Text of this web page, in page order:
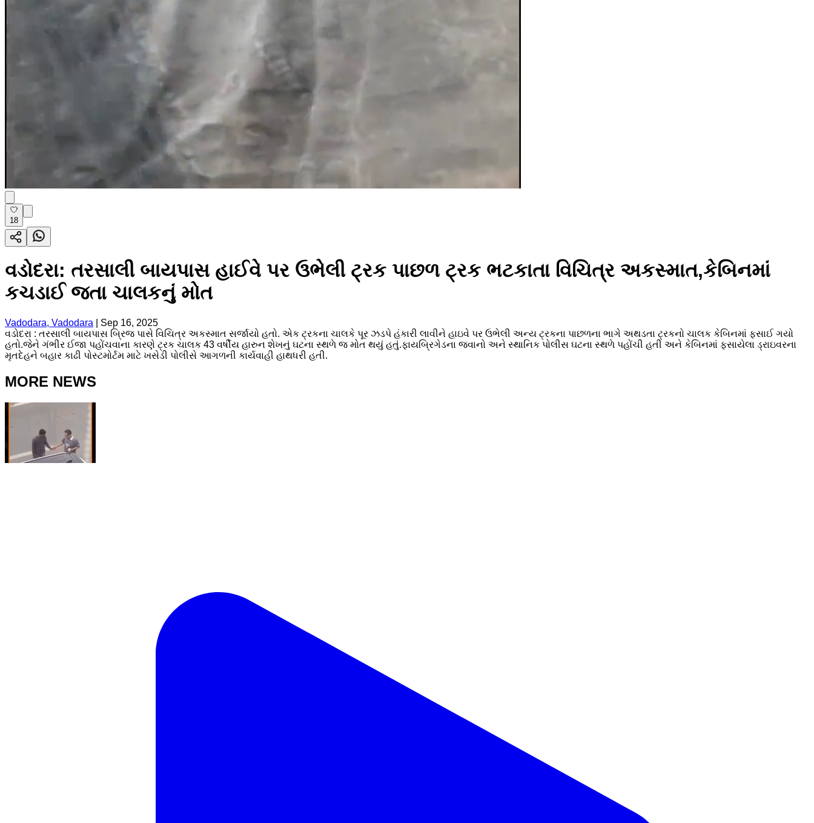
18
વડોદરા: તરસાલી બાયપાસ હાઈવે પર ઉભેલી ટ્રક પાછળ ટ્રક ભટકાતા વિચિત્ર અકસ્માત,કેબિનમાં
કચડાઈ જતા ચાલકનું મોત
Vadodara, Vadodara
Sep 16, 2025
વડોદરા : તરસાલી બાયપાસ બ્રિજ પાસે વિચિત્ર અકસ્માત સર્જાયો હતો. એક ટ્રકના ચાલકે પૂર ઝડપે હંકારી લાવીને હાઇવે પર ઉભેલી અન્ય ટ્રકના પાછળના ભાગે અથડતા ટ્રકનો ચાલક કેબિનમાં ફસાઈ ગયો
હતો.જેને ગંભીર ઈજા પહોંચવાના કારણે ટ્રક ચાલક 43 વર્ષીય હારુન શેખનું ઘટના સ્થળે જ મોત થયું હતું.ફાયબ્રિગેડના જવાનો અને સ્થાનિક પોલીસ ઘટના સ્થળે પહોંચી હતી અને કેબિનમાં ફસાયેલા ડ્રાઇવરના
મૃતદેહને બહાર કાઢી પોસ્ટમોર્ટમ માટે ખસેડી પોલીસે આગળની કાર્યવાહી હાથધરી હતી.
MORE NEWS